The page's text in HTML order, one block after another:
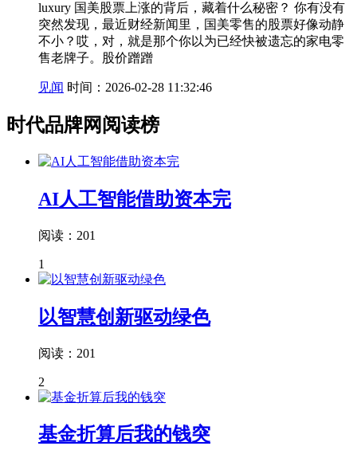
luxury 国美股票上涨的背后，藏着什么秘密？ 你有没有
突然发现，最近财经新闻里，国美零售的股票好像动静
不小？哎，对，就是那个你以为已经快被遗忘的家电零
售老牌子。股价蹭蹭
见闻 时间：2026-02-28 11:32:46
时代品牌网阅读榜
AI人工智能借助资本完
阅读：201
1
以智慧创新驱动绿色
阅读：201
2
基金折算后我的钱突